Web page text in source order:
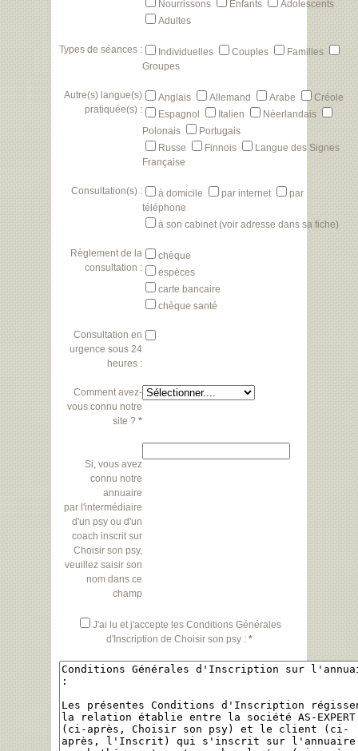
Nourrissons
Enfants
Adolescents
Adultes
Types de séances : Individuelles Couples
Familles
Groupes
Autre(s) langue(s)
pratiquée(s) :
Anglais Allemand Arabe
Créole
Espagnol
Italien
Néerlandais
Polonais
Portugais
Russe
Finnois
Langue des Signes
Française
Consultation(s) : à domicile par internet
par
téléphone
à son cabinet (voir adresse dans sa fiche)
Règlement de la
consultation :
chèque
espèces
carte bancaire
chèque santé
Consultation en
urgence sous 24
heures :
Comment avez-
vous connu notre
site ? *
Si, vous avez
connu notre
annuaire
par l'intermédiaire
d'un psy ou d'un
coach inscrit sur
Choisir son psy,
veuillez saisir son
nom dans ce
champ
J'ai lu et j'accepte les Conditions Générales
d'Inscription de Choisir son psy : *